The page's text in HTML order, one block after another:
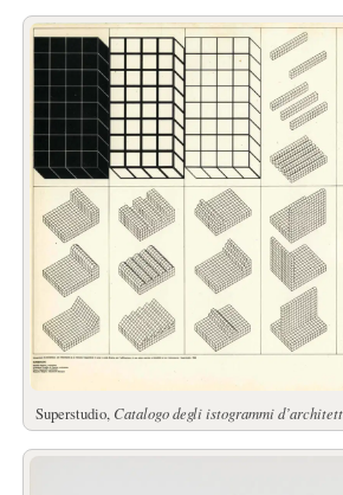
Superstudio, Catalogo degli istogrammi